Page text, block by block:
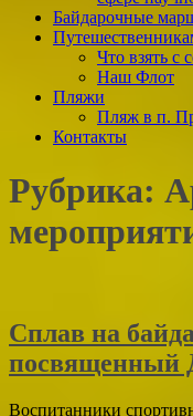
Байдарочные
Что взять с
Наш Флот
Пляжи
Пляж в п.
Контакты
Рубрика:
Сплав на
посвященный
Воспитанники